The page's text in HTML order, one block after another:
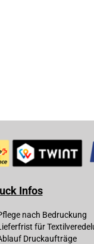
Infos
nach Bedruckung
für
Druckaufträge